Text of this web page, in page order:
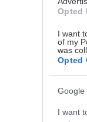
Opted
I want
of my
was
Opted
Google
I want